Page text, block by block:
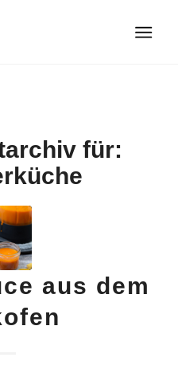
für:
aus dem